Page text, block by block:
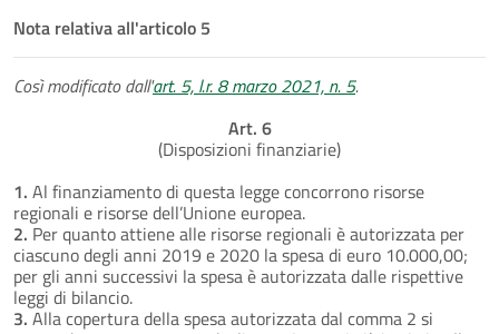
Nota relativa all'articolo 5
Così modificato dall'art. 5, l.r. 8 marzo 2021, n. 5.
Art. 6
(Disposizioni finanziarie)
1. Al finanziamento di questa legge concorrono risorse
regionali e risorse dell’Unione europea.
2. Per quanto attiene alle risorse regionali è autorizzata per
ciascuno degli anni 2019 e 2020 la spesa di euro 10.000,00;
per gli anni successivi la spesa è autorizzata dalle rispettive
leggi di bilancio.
3. Alla copertura della spesa autorizzata dal comma 2 si